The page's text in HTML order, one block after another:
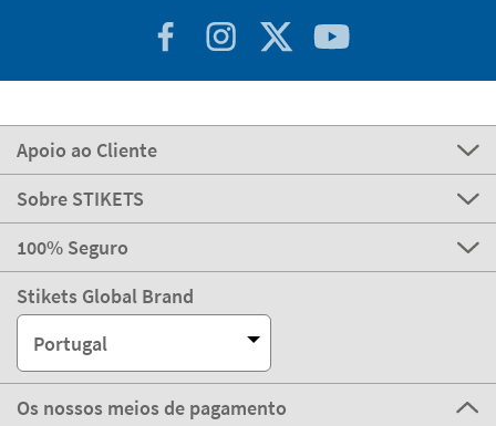
Apoio ao Cliente
Sobre STIKETS
100% Seguro
Stikets Global Brand
Portugal
Os nossos meios de pagamento